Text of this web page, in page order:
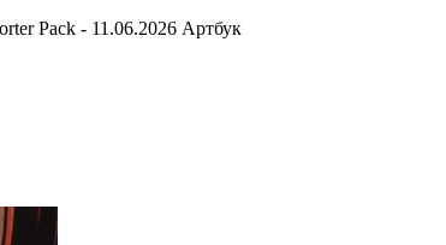
Pack - 11.06.2026 Артбук